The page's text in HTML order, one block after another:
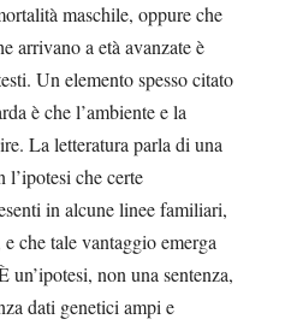
maschile, oppure che
arrivano a età avanzate è
Un elemento spesso citato
è che l’ambiente e la
La letteratura parla di una
che certe
in alcune linee familiari,
che tale vantaggio emerga
un’ipotesi, non una sentenza,
dati genetici ampi e